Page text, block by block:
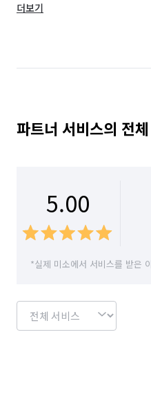
부산 강서구
더보기
파트너 서비스의 전
5.00
*실제 미소에서 서비스를 받은